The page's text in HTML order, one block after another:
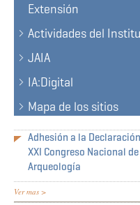
Extensión
Actividades del
JAIA
IA:Digital
Mapa de los sitios
Adhesión a la
XXI Congreso Nacional de
Arqueología
Ver mas >